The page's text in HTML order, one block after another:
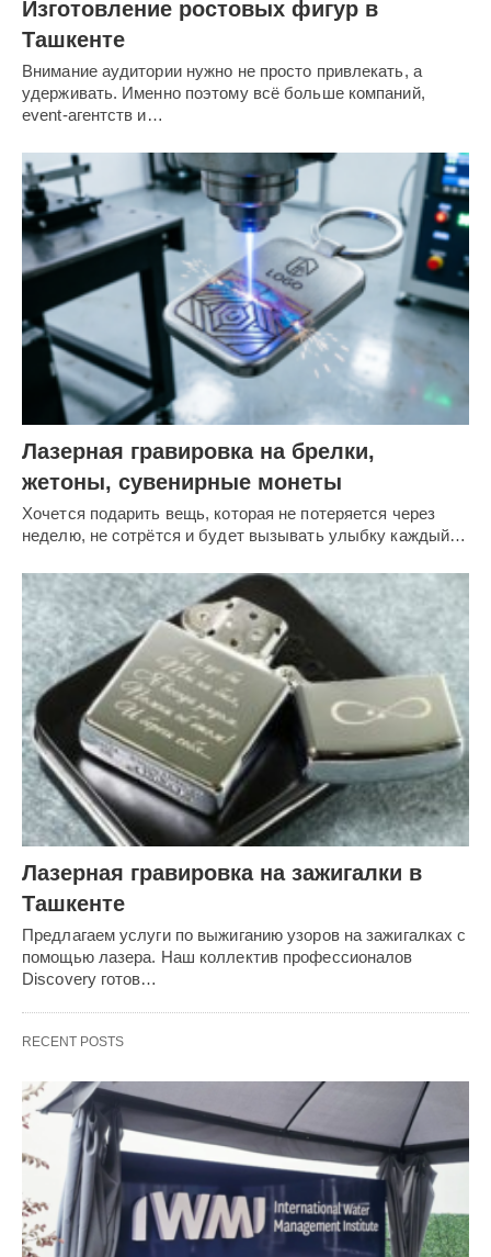
Изготовление ростовых фигур в
Ташкенте
Внимание аудитории нужно не просто привлекать, а
удерживать. Именно поэтому всё больше компаний,
event-агентств и…
Лазерная гравировка на брелки,
жетоны, сувенирные монеты
Хочется подарить вещь, которая не потеряется через
неделю, не сотрётся и будет вызывать улыбку каждый…
Лазерная гравировка на зажигалки в
Ташкенте
Предлагаем услуги по выжиганию узоров на зажигалках с
помощью лазера. Наш коллектив профессионалов
Discovery готов…
RECENT POSTS